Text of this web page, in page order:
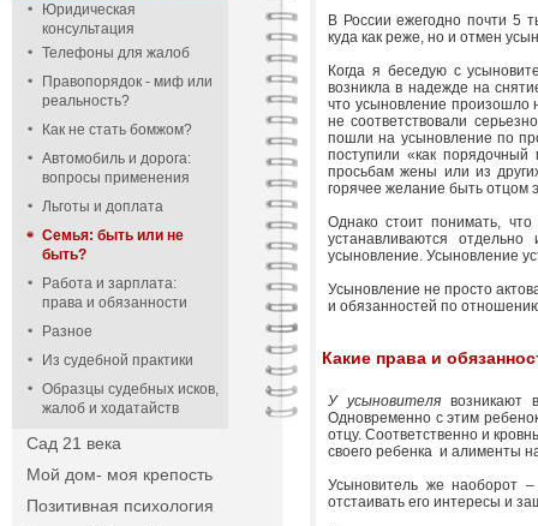
Юридическая
консультация
Телефоны для жалоб
Правопорядок - миф или
реальность?
Как не стать бомжом?
Автомобиль и дорога:
вопросы применения
Льготы и доплата
Семья: быть или не
быть?
Работа и зарплата:
права и обязанности
Разное
Из судебной практики
Образцы судебных исков,
жалоб и ходатайств
Сад 21 века
Мой дом- моя крепость
Позитивная психология
В России ежегодно почти 5
куда как реже, но и отмен
Когда я беседую с
возникла в надежде на
что усыновление произошло
не соответствовали
пошли на усыновление по
поступили «как порядочный
просьбам жены или из
горячее желание быть отцом
Однако стоит понимать,
устанавливаются
усыновление. Усыновление
Усыновление не просто
и обязанностей по
Какие права и
У усыновителя возникают
Одновременно с этим
отцу. Соответственно и
своего ребенка и алименты
Усыновитель же наоборот –
отстаивать его интересы и